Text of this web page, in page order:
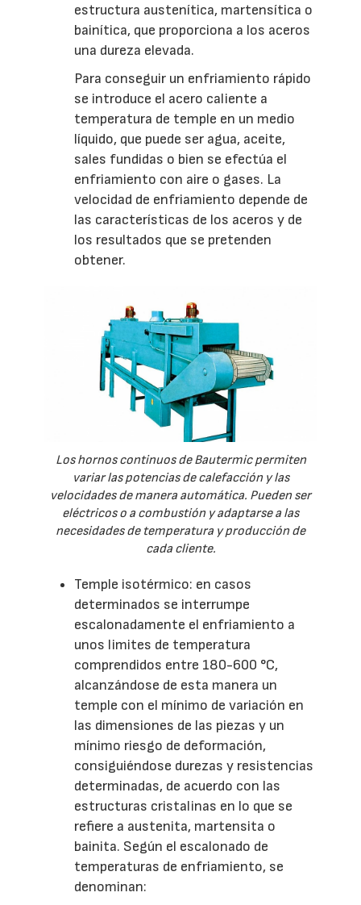
estructura austenítica, martensítica o
bainítica, que proporciona a los aceros
una dureza elevada.
Para conseguir un enfriamiento rápido
se introduce el acero caliente a
temperatura de temple en un medio
líquido, que puede ser agua, aceite,
sales fundidas o bien se efectúa el
enfriamiento con aire o gases. La
velocidad de enfriamiento depende de
las características de los aceros y de
los resultados que se pretenden
obtener.
Los hornos continuos de Bautermic permiten
variar las potencias de calefacción y las
velocidades de manera automática. Pueden ser
eléctricos o a combustión y adaptarse a las
necesidades de temperatura y producción de
cada cliente.
Temple isotérmico: en casos
determinados se interrumpe
escalonadamente el enfriamiento a
unos limites de temperatura
comprendidos entre 180-600 °C,
alcanzándose de esta manera un
temple con el mínimo de variación en
las dimensiones de las piezas y un
mínimo riesgo de deformación,
consiguiéndose durezas y resistencias
determinadas, de acuerdo con las
estructuras cristalinas en lo que se
refiere a austenita, martensita o
bainita. Según el escalonado de
temperaturas de enfriamiento, se
denominan: